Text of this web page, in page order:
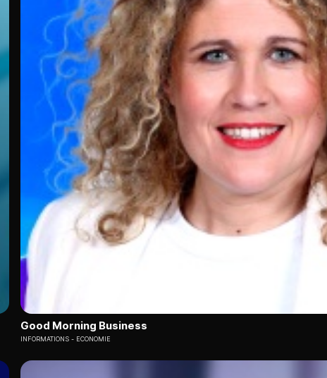
Good Morning Business
INFORMATIONS ECONOMIE